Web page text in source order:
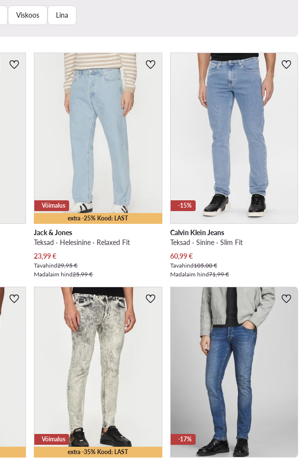
Viskoos Lina
extra -25% Kood: LAST
Võimalus
Jack & Jones
Teksad · Helesinine · Relaxed Fit
Praegune hind
23,99€
Tavahind29,95 €
Madalaim hind25,99 €
-15%
Calvin Klein Jeans
Teksad · Sinine · Slim Fit
Praegune hind
60,99€
Tavahind105,00 €
Madalaim hind71,99 €
extra -35% Kood: LAST
Võimalus -17%